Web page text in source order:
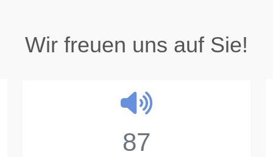
Wir freuen uns auf Sie!
87